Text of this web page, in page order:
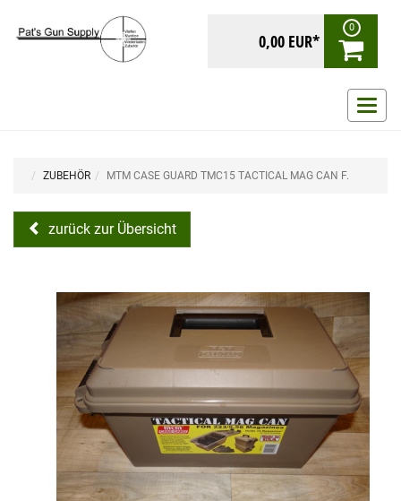
0,00 EUR*
0
ein-/
ZUBEHÖR MTM CASE GUARD TMC15 TACTICAL MAG CAN F.
zurück zur Übersicht